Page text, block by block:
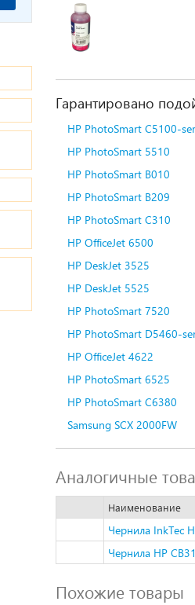
Гарантировано
HP PhotoSmart C5100-ser
HP PhotoSmart 5510
HP PhotoSmart B010
HP PhotoSmart B209
HP PhotoSmart C310
HP OfficeJet 6500
HP DeskJet 3525
HP DeskJet 5525
HP PhotoSmart 7520
HP PhotoSmart D5460-
HP OfficeJet 4622
HP PhotoSmart 6525
HP PhotoSmart C6380
Samsung SCX 2000FW
Аналогичные
Наименование
Чернила InkTec
Чернила HP
Похожие товары